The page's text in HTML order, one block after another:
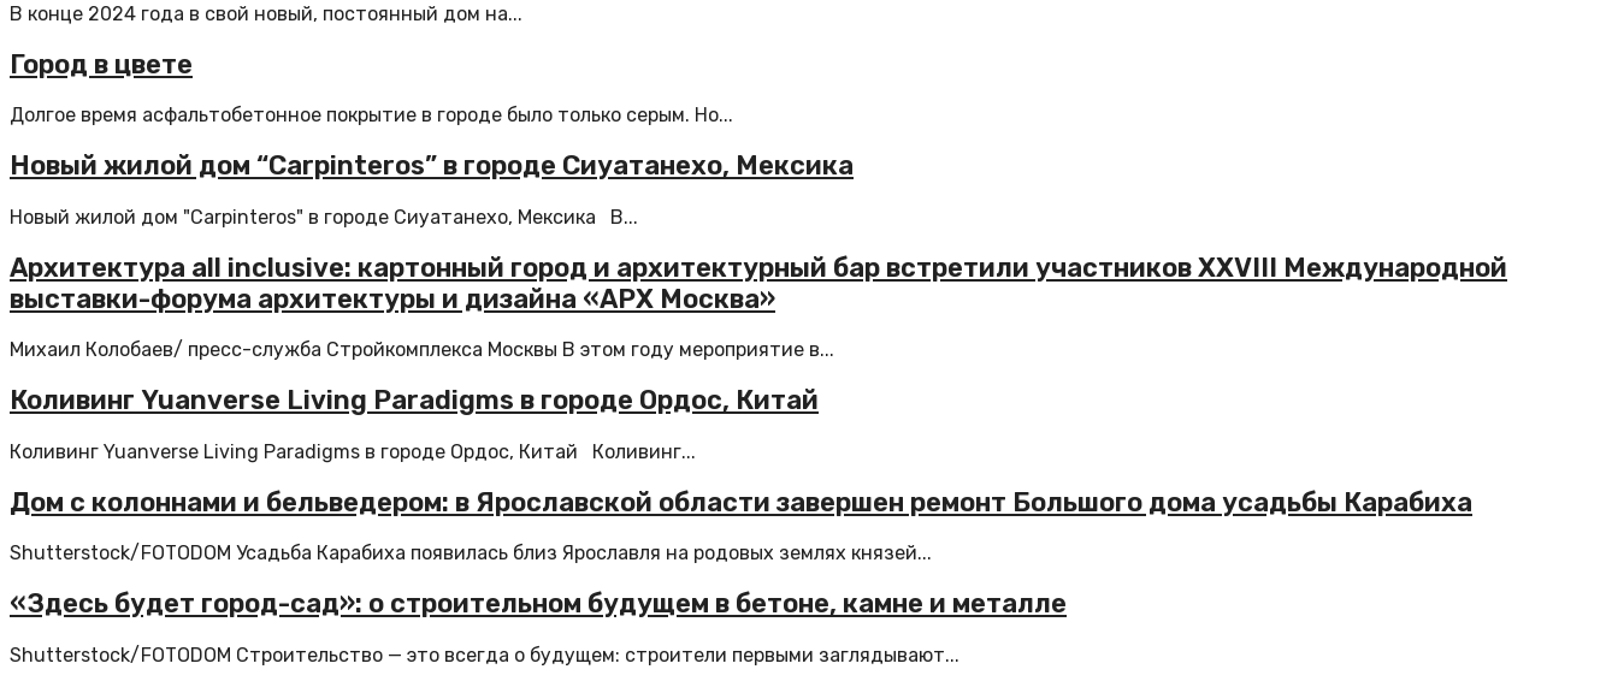
В конце 2024 года в свой новый, постоянный дом на...
Город в цвете
Долгое время асфальтобетонное покрытие в городе было только серым. Но...
Новый жилой дом “Carpinteros” в городе Сиуатанехо, Мексика
Новый жилой дом "Carpinteros" в городе Сиуатанехо, Мексика В...
Архитектура all inclusive: картонный город и архитектурный бар встретили участников XXVIII Международной
выставки-форума архитектуры и дизайна «АРХ Москва»
Михаил Колобаев/ пресс-служба Стройкомплекса Москвы В этом году мероприятие в...
Коливинг Yuanverse Living Paradigms в городе Ордос, Китай
Коливинг Yuanverse Living Paradigms в городе Ордос, Китай Коливинг...
Дом с колоннами и бельведером: в Ярославской области завершен ремонт Большого дома усадьбы Карабиха
Shutterstock/FOTODOM Усадьба Карабиха появилась близ Ярославля на родовых землях князей...
«Здесь будет город-сад»: о строительном будущем в бетоне, камне и металле
Shutterstock/FOTODOM Строительство — это всегда о будущем: строители первыми заглядывают...